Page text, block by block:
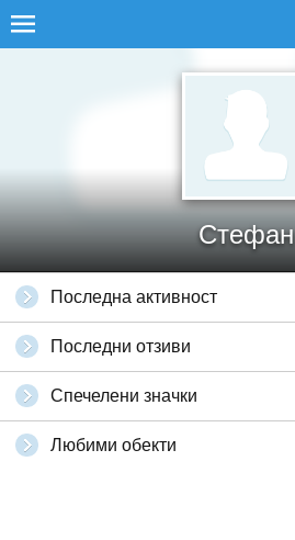
Стефан
Последна активност
Последни отзиви
Спечелени значки
Любими обекти